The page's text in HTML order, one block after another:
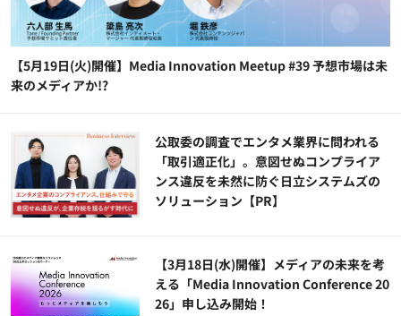
【5月19日(火)開催】Media Innovation Meetup #39 予想市場は未
来のメディアか!?
公​​取委の調査でエンタメ業界に問われる
「取引適正化」。意図せぬコンプライア
ンス違反を未然に防ぐ日立システムズの
ソリューション​【PR】
【3月18日(水)開催】メディアの未来を考
える「Media Innovation Conference 20
26」申し込み開始！